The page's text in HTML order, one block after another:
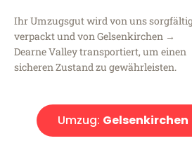
Ihr Umzugsgut wird von uns
verpackt und von Gelsenkirchen →
Dearne Valley transportiert, um einen
sicheren Zustand zu gewährleisten.
Umzug: